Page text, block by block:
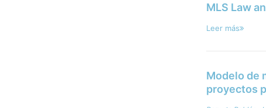
MLS Law
Leer más
Modelo de
proyectos